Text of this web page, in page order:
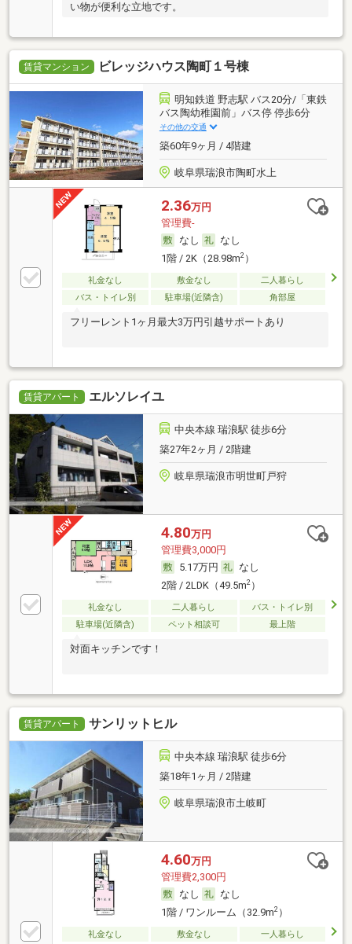
い物が便利な立地です。
賃貸マンション ビレッジハウス陶町１号棟
明知鉄道 野志駅 バス20分/「東鉄
バス陶幼稚園前」バス停 停歩6分
その他の交通
築60年9ヶ月 / 4階建
岐阜県瑞浪市陶町水上
2.36万円
管理費-
なし
なし
1階 / 2K（28.98m2）
礼金なし 敷金なし
二人暮らし
バス・トイレ別
駐車場(近隣含) 角部屋
フリーレント1ヶ月最大3万円引越サポートあり
賃貸アパート エルソレイユ
中央本線 瑞浪駅 徒歩6分
築27年2ヶ月 / 2階建
岐阜県瑞浪市明世町戸狩
4.80万円
管理費3,000円
5.17万円
なし
2階 / 2LDK（49.5m2）
礼金なし 二人暮らし
バス・トイレ別
駐車場(近隣含)
ペット相談可 最上階
対面キッチンです！
賃貸アパート サンリットヒル
中央本線 瑞浪駅 徒歩6分
築18年1ヶ月 / 2階建
岐阜県瑞浪市土岐町
4.60万円
管理費2,300円
なし
なし
1階 / ワンルーム（32.9m2）
礼金なし 敷金なし 一人暮らし